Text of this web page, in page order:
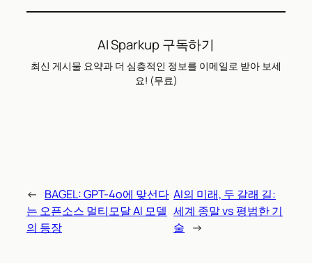
AI Sparkup 구독하기
최신 게시물 요약과 더 심층적인 정보를 이메일로 받아 보세
요! (무료)
← BAGEL: GPT-4o에 맞선다
는 오픈소스 멀티모달 AI 모델
의 등장
AI의 미래, 두 갈래 길:
세계 종말 vs 평범한 기
술 →